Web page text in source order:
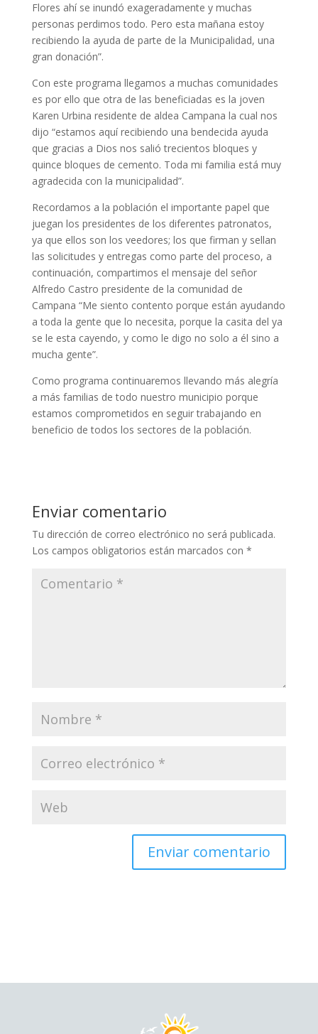
Flores ahí se inundó exageradamente y muchas
personas perdimos todo. Pero esta mañana estoy
recibiendo la ayuda de parte de la Municipalidad, una
gran donación”.
Con este programa llegamos a muchas comunidades
es por ello que otra de las beneficiadas es la joven
Karen Urbina residente de aldea Campana la cual nos
dijo “estamos aquí recibiendo una bendecida ayuda
que gracias a Dios nos salió trecientos bloques y
quince bloques de cemento. Toda mi familia está muy
agradecida con la municipalidad”.
Recordamos a la población el importante papel que
juegan los presidentes de los diferentes patronatos,
ya que ellos son los veedores; los que firman y sellan
las solicitudes y entregas como parte del proceso, a
continuación, compartimos el mensaje del señor
Alfredo Castro presidente de la comunidad de
Campana “Me siento contento porque están ayudando
a toda la gente que lo necesita, porque la casita del ya
se le esta cayendo, y como le digo no solo a él sino a
mucha gente”.
Como programa continuaremos llevando más alegría
a más familias de todo nuestro municipio porque
estamos comprometidos en seguir trabajando en
beneficio de todos los sectores de la población.
Enviar comentario
Tu dirección de correo electrónico no será publicada.
Los campos obligatorios están marcados con *